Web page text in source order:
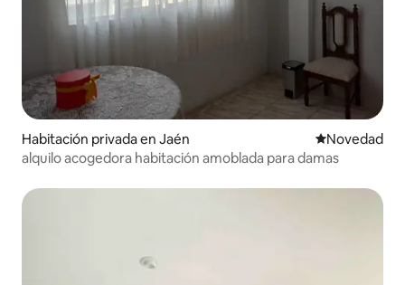
Habitación privada en Jaén Lugar para
Novedad
alquilo acogedora habitación amoblada para damas